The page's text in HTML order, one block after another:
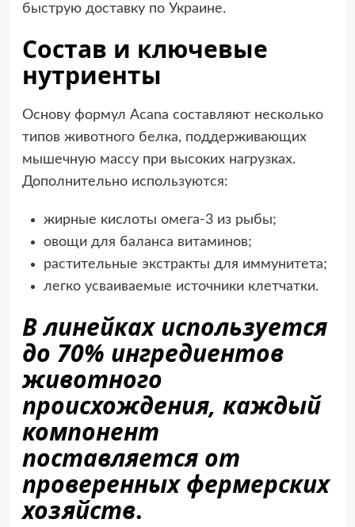
быструю доставку по Украине.
Состав и ключевые
нутриенты
Основу формул Acana составляют несколько
типов животного белка, поддерживающих
мышечную массу при высоких нагрузках.
Дополнительно используются:
жирные кислоты омега-3 из рыбы;
овощи для баланса витаминов;
растительные экстракты для иммунитета;
легко усваиваемые источники клетчатки.
В линейках используется
до 70% ингредиентов
животного
происхождения, каждый
компонент
поставляется от
проверенных фермерских
хозяйств.